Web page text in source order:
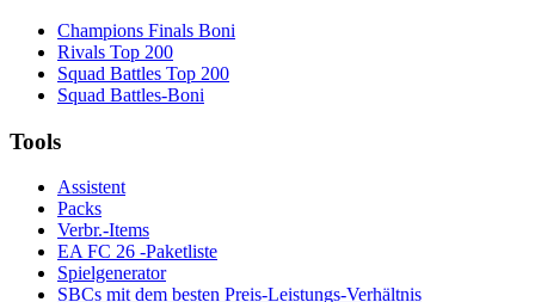
Champions Finals Boni
Rivals Top 200
Squad Battles Top 200
Squad Battles-Boni
Tools
Assistent
Packs
Verbr.-Items
EA FC 26 -Paketliste
Spielgenerator
SBCs mit dem besten Preis-Leistungs-Verhältnis